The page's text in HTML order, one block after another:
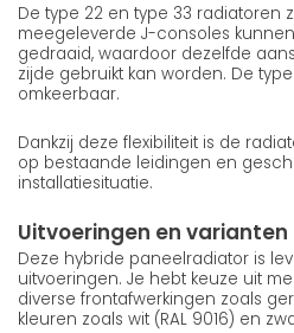
De type 22 en type 33 radiatoren
meegeleverde J-consoles
gedraaid, waardoor dezelfde
zijde gebruikt kan worden. De
omkeerbaar.
Dankzij deze flexibiliteit is de
op bestaande leidingen en
installatiesituatie.
Uitvoeringen en varianten
Deze hybride paneelradiator is
uitvoeringen. Je hebt keuze uit
diverse frontafwerkingen zoals
kleuren zoals wit (RAL 9016) en